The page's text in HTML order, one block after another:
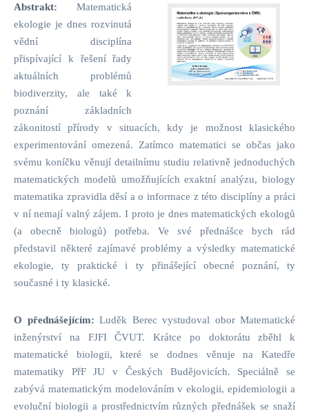
Abstrakt: Matematická
ekologie je dnes rozvinutá
vědní disciplína
přispívající k řešení řady
aktuálních problémů
biodiverzity, ale také k
poznání základních
zákonitostí přírody v situacích, kdy je možnost klasického
experimentování omezená. Zatímco matematici se občas jako
svému koníčku věnují detailnímu studiu relativně jednoduchých
matematických modelů umožňujících exaktní analýzu, biology
matematika zpravidla děsí a o informace z této disciplíny a práci
v ní nemají valný zájem. I proto je dnes matematických ekologů
(a obecně biologů) potřeba. Ve své přednášce bych rád
představil některé zajímavé problémy a výsledky matematické
ekologie, ty praktické i ty přinášející obecné poznání, ty
současné i ty klasické.
O přednášejícím: Luděk Berec vystudoval obor Matematické
inženýrství na FJFI ČVUT. Krátce po doktorátu zběhl k
matematické biologii, které se dodnes věnuje na Katedře
matematiky PřF JU v Českých Budějovicích. Speciálně se
zabývá matematickým modelováním v ekologii, epidemiologii a
evoluční biologii a prostřednictvím různých přednášek se snaží